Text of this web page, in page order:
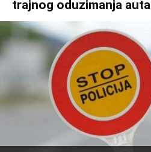
trajnog oduzimanja auta